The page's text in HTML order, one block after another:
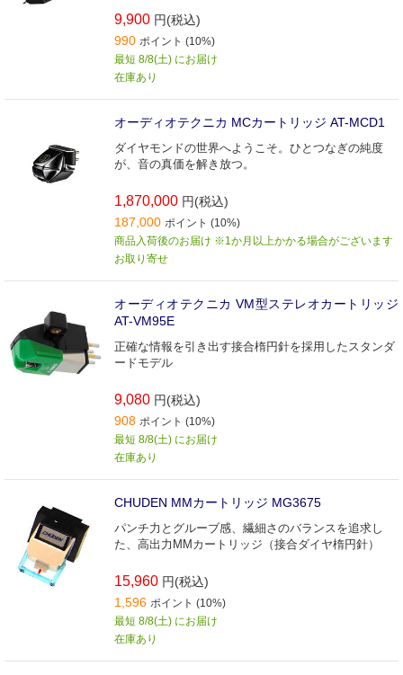
9,900 円(税込)
990 ポイント (10%)
最短 8/8(土) にお届け
在庫あり
オーディオテクニカ MCカートリッジ AT-MCD1
ダイヤモンドの世界へようこそ。ひとつなぎの純度
が、音の真価を解き放つ。
1,870,000 円(税込)
187,000 ポイント (10%)
商品入荷後のお届け ※1か月以上かかる場合がございます
お取り寄せ
オーディオテクニカ VM型ステレオカートリッジ
AT-VM95E
正確な情報を引き出す接合楕円針を採用したスタンダ
ードモデル
9,080 円(税込)
908 ポイント (10%)
最短 8/8(土) にお届け
在庫あり
CHUDEN MMカートリッジ MG3675
パンチ力とグルーブ感、繊細さのバランスを追求し
た、高出力MMカートリッジ（接合ダイヤ楕円針）
15,960 円(税込)
1,596 ポイント (10%)
最短 8/8(土) にお届け
在庫あり